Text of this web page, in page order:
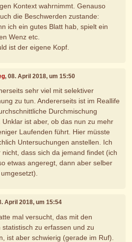
Kontext wahrnimmt. Genauso
die Beschwerden zustande:
ich ein gutes Blatt hab, spielt ein
Wenz etc.
ist der eigene Kopf.
, 08. April 2018, um 15:50
sehr viel mit selektiver
zu tun. Andererseits ist im Reallife
Durchmischung
Unklar ist aber, ob das nun zu mehr
Laufenden führt. Hier müsste
Untersuchungen anstellen. Ich
nicht, dass sich da jemand findet (ich
etwas angeregt, dann aber selber
April 2018, um 15:54
mal versucht, das mit den
statistisch zu erfassen und zu
ist aber schwierig (gerade im Ruf).